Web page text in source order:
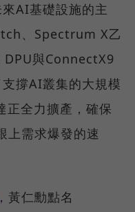
AI基礎設施的主
、Spectrum X乙
與ConnectX9
撐AI叢集的大規模
正全力擴產，確保
上需求爆發的速
，黃仁勳點名